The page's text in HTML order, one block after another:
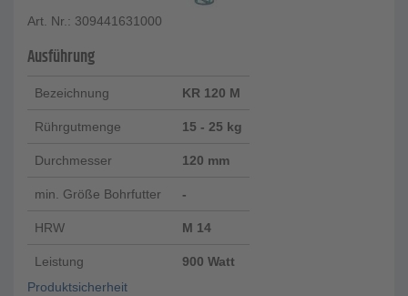
Art. Nr.: 309441631000
Ausführung
Bezeichnung KR 120 M
Rührgutmenge 15 - 25 kg
Durchmesser 120 mm
min. Größe Bohrfutter -
HRW M 14
Leistung
900 Watt
Produktsicherheit